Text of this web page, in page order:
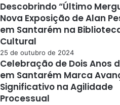
Descobrindo “Último
Nova Exposição de Alan
em Santarém na
Cultural
25 de outubro de 2024
Celebração de Dois Anos
em Santarém Marca
Significativo na Agilidade
Processual